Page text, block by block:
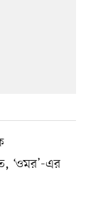
‘ওমর’-এর